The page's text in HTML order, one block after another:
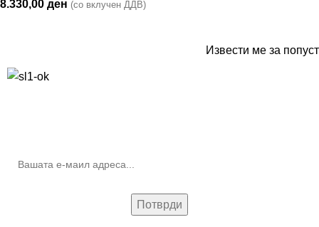
8.330,00 ден (со вклучен ДДВ)
Извести ме за попуст